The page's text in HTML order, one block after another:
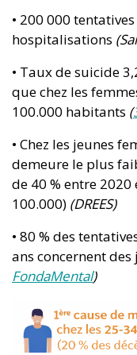
• 200 000
hospitalisations
• Taux de suicide
que chez les
100.000 habitants (
• Chez les jeunes
demeure le plus
de 40 % entre
100.000) (DREES)
• 80 % des
ans concernent des
FondaMental)